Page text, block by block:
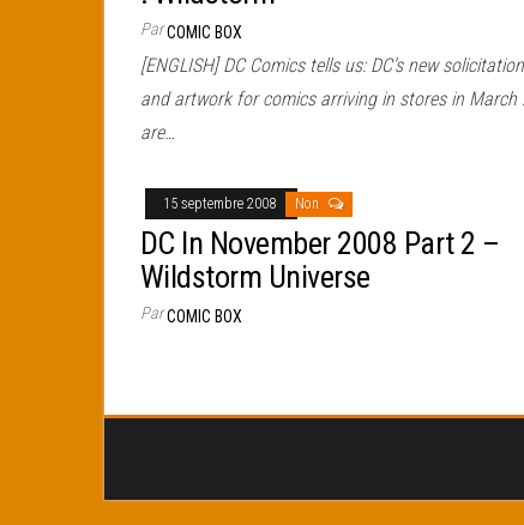
ParCOMIC BOX
[ENGLISH] DC Comics tells us: DC’s new
and artwork for comics arriving in stores in March
are…
15 septembre 2008 Non
DC In November 2008 Part 2 –
Wildstorm Universe
ParCOMIC BOX
des